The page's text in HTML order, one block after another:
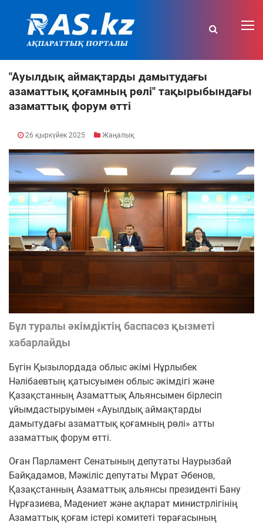
"Ауылдық аймақтарды дамытудағы
азаматтық қоғамның рөлі" тақырыбындағы
азаматтық форум өтті
26 қыркүйек 2025 Жаңалық
Бұл туралы әкімдіктің баспасөз қызметі
хабарлайды
Бүгін Қызылордада облыс әкімі Нұрлыбек
Нәлібаевтың қатысуымен облыс әкімдігі және
Қазақстанның Азаматтық Альянсымен бірлесіп
ұйымдастыруымен «Ауылдық аймақтарды
дамытудағы азаматтық қоғамның рөлі» атты
азаматтық форум өтті.
Оған Парламент Сенатының депутаты Наурызбай
Байқадамов, Мәжіліс депутаты Мұрат Әбенов,
Қазақстанның Азаматтық альянсы президенті Бану
Нұрғазиева, Мәдениет және ақпарат министрлігінің
Азаматтық қоғам істері комитеті төрағасының